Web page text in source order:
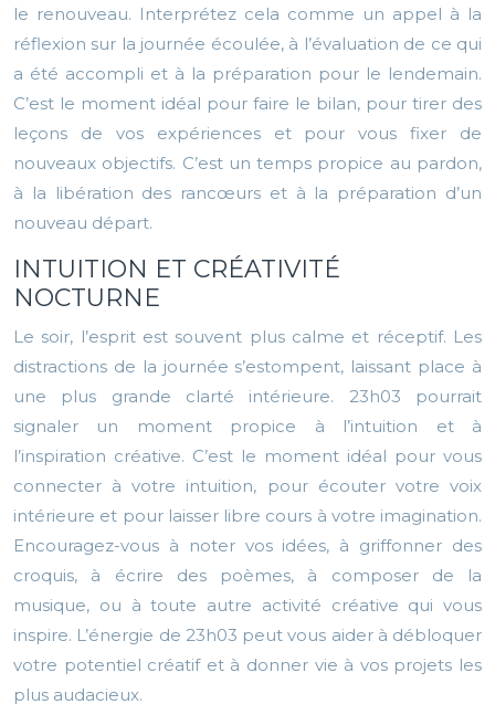
le renouveau. Interprétez cela comme un appel à la
réflexion sur la journée écoulée, à l’évaluation de ce qui
a été accompli et à la préparation pour le lendemain.
C’est le moment idéal pour faire le bilan, pour tirer des
leçons de vos expériences et pour vous fixer de
nouveaux objectifs. C’est un temps propice au pardon,
à la libération des rancœurs et à la préparation d’un
nouveau départ.
INTUITION ET CRÉATIVITÉ
NOCTURNE
Le soir, l’esprit est souvent plus calme et réceptif. Les
distractions de la journée s’estompent, laissant place à
une plus grande clarté intérieure. 23h03 pourrait
signaler un moment propice à l’intuition et à
l’inspiration créative. C’est le moment idéal pour vous
connecter à votre intuition, pour écouter votre voix
intérieure et pour laisser libre cours à votre imagination.
Encouragez-vous à noter vos idées, à griffonner des
croquis, à écrire des poèmes, à composer de la
musique, ou à toute autre activité créative qui vous
inspire. L’énergie de 23h03 peut vous aider à débloquer
votre potentiel créatif et à donner vie à vos projets les
plus audacieux.